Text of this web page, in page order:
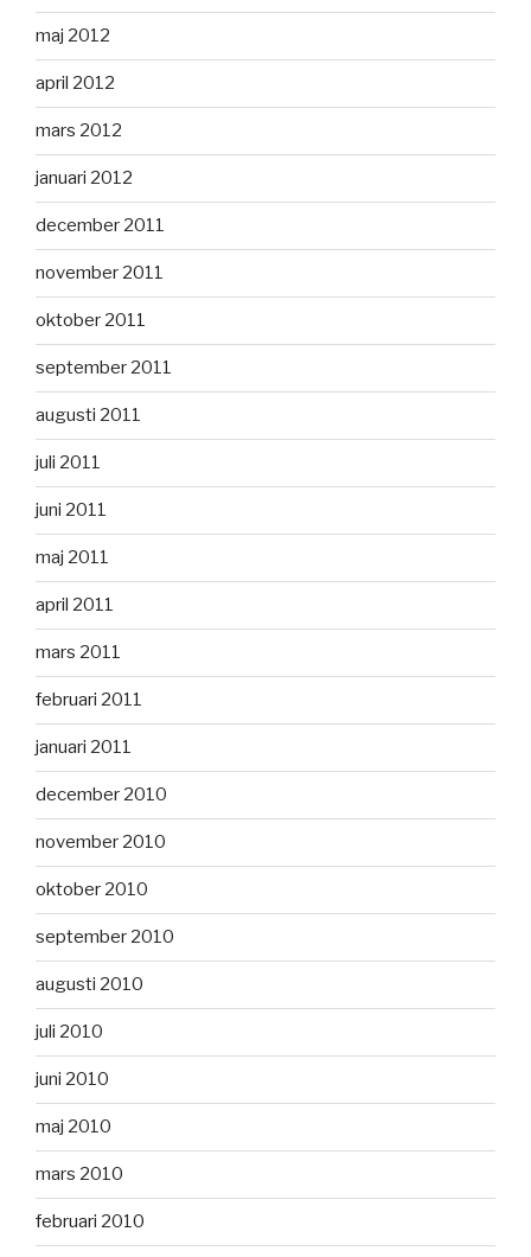
maj 2012
april 2012
mars 2012
januari 2012
december 2011
november 2011
oktober 2011
september 2011
augusti 2011
juli 2011
juni 2011
maj 2011
april 2011
mars 2011
februari 2011
januari 2011
december 2010
november 2010
oktober 2010
september 2010
augusti 2010
juli 2010
juni 2010
maj 2010
mars 2010
februari 2010